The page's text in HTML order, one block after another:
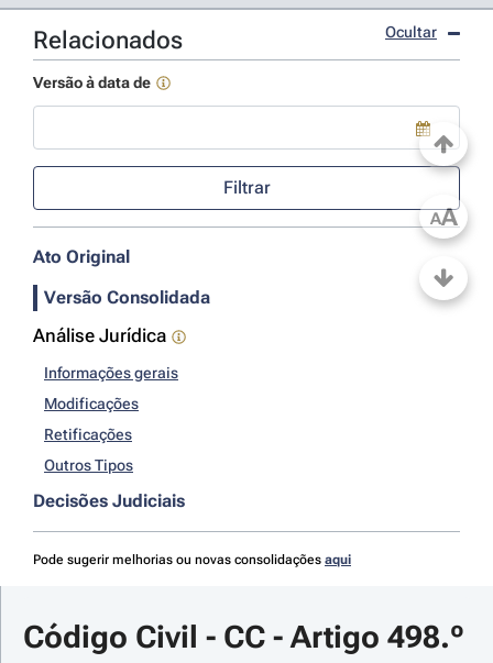
Relacionados Ocultar
Versão à data de
Use a tecla de seta para baixo para abrir o calendário; Use as
Filtrar
Ato Original
Versão Consolidada
Análise Jurídica
Informações gerais
Modificações
Retificações
Outros Tipos
Decisões Judiciais
Pode sugerir melhorias ou novas consolidações aqui
Código Civil - CC - Artigo 498.º
AA